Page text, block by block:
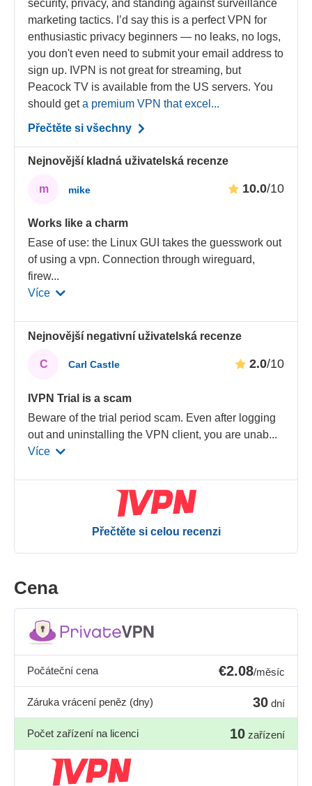
security, privacy, and standing against surveillance
marketing tactics. I’d say this is a perfect VPN for
enthusiastic privacy beginners — no leaks, no logs,
you don't even need to submit your email address to
sign up. IVPN is not great for streaming, but
Peacock TV is available from the US servers. You
should geta premium VPN that excel...
Přečtěte si všechny
Nejnovější kladná uživatelská recenze
m mike 10.0/10
Works like a charm
Ease of use: the Linux GUI takes the guesswork out
of using a vpn. Connection through wireguard,
firew...
Více
Nejnovější negativní uživatelská recenze
C Carl Castle 2.0/10
IVPN Trial is a scam
Beware of the trial period scam. Even after logging
out and uninstalling the VPN client, you are unab...
Více
Přečtěte si celou recenzi
Cena
Počáteční cena €2.08/měsíc
Záruka vrácení peněz (dny) 30 dní
Počet zařízení na licenci 10 zařízení